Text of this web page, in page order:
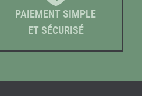
PAIEMENT SIMPLE
ET SÉCURISÉ